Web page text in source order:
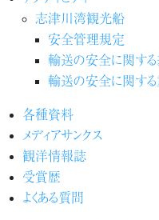
志津川湾観光船
安全管理規定
輸送の安全に関す
輸送の安全に関す
各種資料
メディアサンクス
観洋情報誌
受賞歴
よくある質問